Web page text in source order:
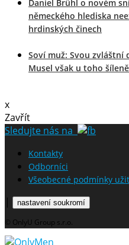
Daniel Brühl o novém
německého hlediska
hrdinských činech
Soví muž: Svou zvláštní
Musel však u toho
x
Zavřít
Sledujte nás na
Kontakty
Odborníci
Všeobecné podmínky
| nastavení soukromí
© OnlyU Group s.r.o.